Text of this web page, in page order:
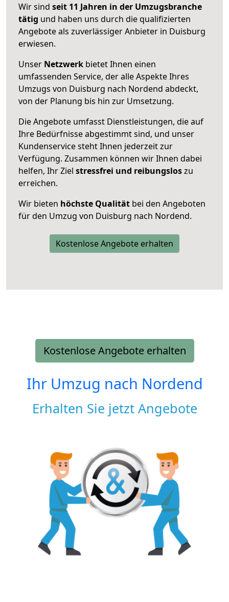
Wir sind seit 11 Jahren in der Umzugsbranche
tätig und haben uns durch die qualifizierten
Angebote als zuverlässiger Anbieter in Duisburg
erwiesen.
Unser Netzwerk bietet Ihnen einen
umfassenden Service, der alle Aspekte Ihres
Umzugs von Duisburg nach Nordend abdeckt,
von der Planung bis hin zur Umsetzung.
Die Angebote umfasst Dienstleistungen, die auf
Ihre Bedürfnisse abgestimmt sind, und unser
Kundenservice steht Ihnen jederzeit zur
Verfügung. Zusammen können wir Ihnen dabei
helfen, Ihr Ziel stressfrei und reibungsloszu
erreichen.
Wir bieten höchste Qualität bei den Angeboten
für den Umzug von Duisburg nach Nordend.
Kostenlose Angebote erhalten
Kostenlose Angebote erhalten
Ihr Umzug nach Nordend
Erhalten Sie jetzt Angebote